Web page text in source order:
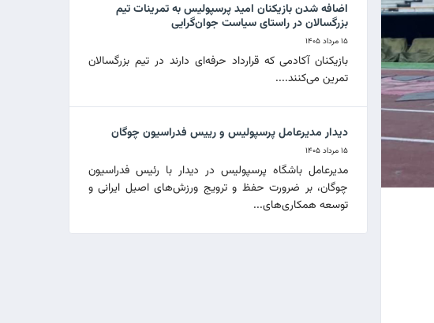
اضافه شدن بازیکنان امید پرسپولیس به تمرینات تیم
بزرگسالان در راستای سیاست جوان‌گرایی
۱۵ مرداد ۱۴۰۵
بازیکنان آکادمی که قرارداد حرفه‌ای دارند در تیم بزرگسالان
تمرین می‌کنند....
دیدار مدیرعامل پرسپولیس و رییس فدراسیون چوگان
۱۵ مرداد ۱۴۰۵
مدیرعامل باشگاه پرسپولیس در دیدار با رئیس فدراسیون
چوگان، بر ضرورت حفظ و ترویج ورزش‌های اصیل ایرانی و
توسعه همکاری‌های...